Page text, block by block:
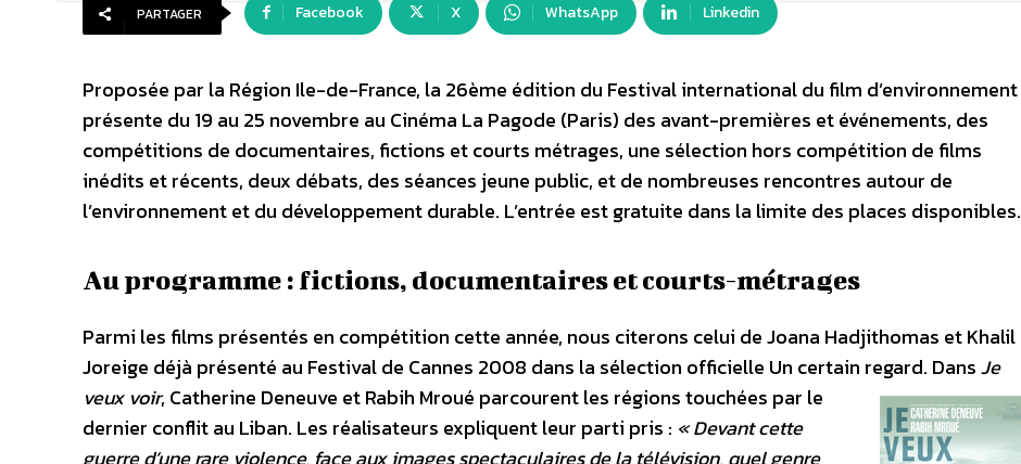
PARTAGER Facebook X WhatsApp Linkedin
Proposée par la Région Ile-de-France, la 26ème édition du Festival international du film d’environnement
présente du 19 au 25 novembre au Cinéma La Pagode (Paris) des avant-premières et événements, des
compétitions de documentaires, fictions et courts métrages, une sélection hors compétition de films
inédits et récents, deux débats, des séances jeune public, et de nombreuses rencontres autour de
l’environnement et du développement durable. L’entrée est gratuite dans la limite des places disponibles.
Au programme : fictions, documentaires et courts-métrages
Parmi les films présentés en compétition cette année, nous citerons celui de Joana Hadjithomas et Khalil
Joreige déjà présenté au Festival de Cannes 2008 dans la sélection officielle Un certain regard. DansJe
veux voir, Catherine Deneuve et Rabih Mroué parcourent les régions touchées par le
dernier conflit au Liban. Les réalisateurs expliquent leur parti pris : « Devant cette